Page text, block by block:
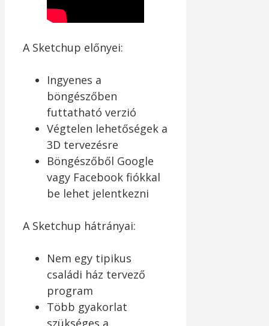
A Sketchup előnyei:
Ingyenes a
böngészőben
futtatható verzió
Végtelen lehetőségek a
3D tervezésre
Böngészőből Google
vagy Facebook fiókkal
be lehet jelentkezni
A Sketchup hátrányai:
Nem egy tipikus
családi ház tervező
program
Több gyakorlat
szükséges a